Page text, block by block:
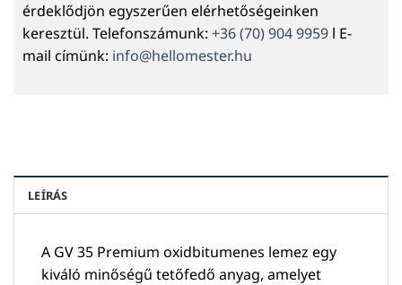
érdeklődjön egyszerűen elérhetőségeinken
keresztül. Telefonszámunk: +36 (70) 904 9959 l E-
mail címünk: info@hellomester.hu
LEÍRÁS
A GV 35 Premium oxidbitumenes lemez egy
kiváló minőségű tetőfedő anyag, amelyet